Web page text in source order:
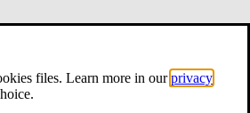
ORL
files. Learn more in ourprivacy